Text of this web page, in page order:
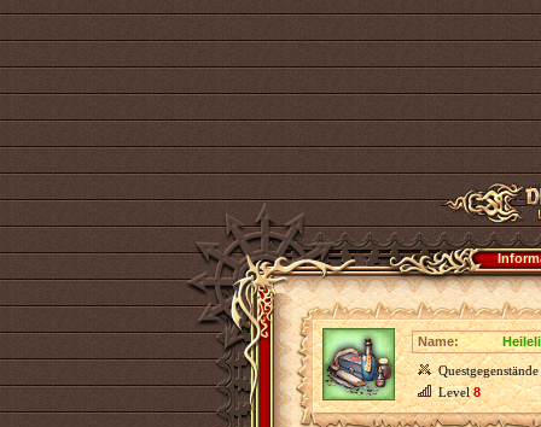
Name:
Questgegenstände
Level8